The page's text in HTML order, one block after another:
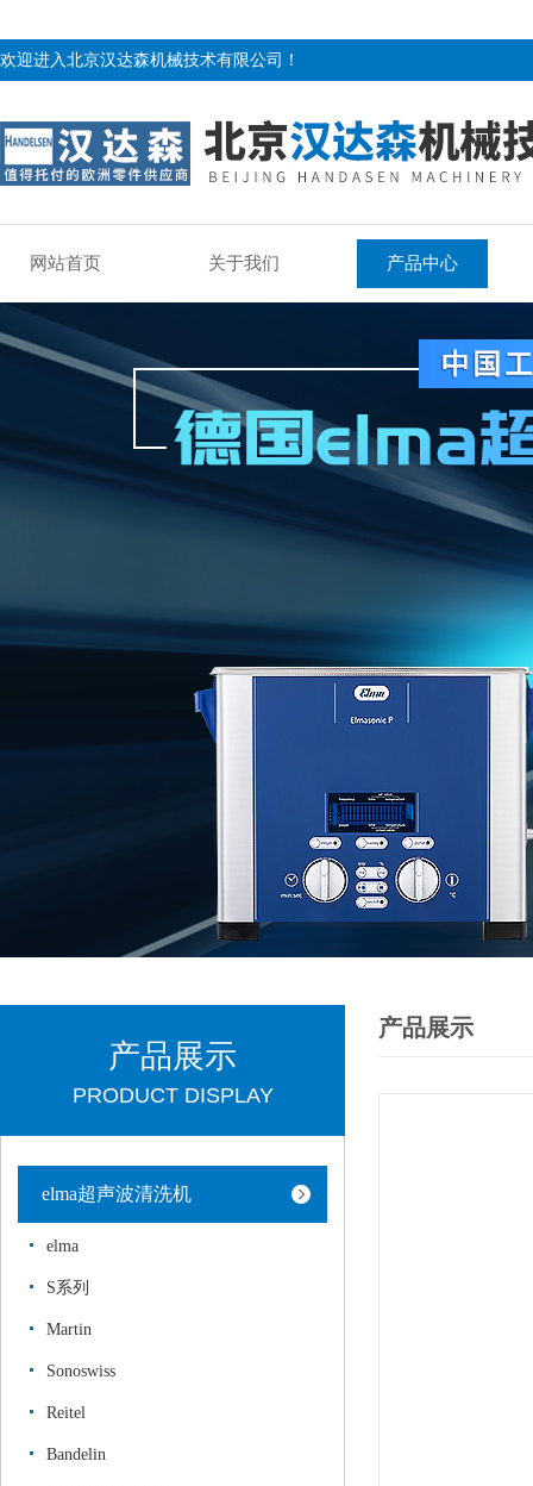
欢迎进入北京汉达森机械技术有限公司！
网站首页 关于我们 产品中心
产品展示
PRODUCT DISPLAY
elma超声波清洗机
elma
S系列
Martin
Sonoswiss
Reitel
Bandelin
产品展示